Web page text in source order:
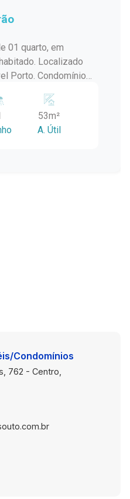
01 quarto, em
Localizado
Porto. Condomínio
portaria e elevador.
com valor
53m²
A. Útil
Condomínios
762 - Centro,